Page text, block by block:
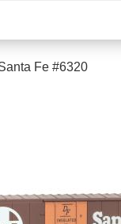
Fe #6320